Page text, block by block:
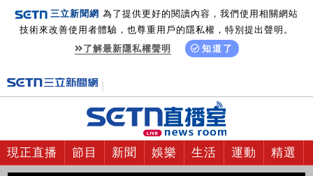
三立新聞網 為了提供更好的閱讀內容，我們使用相關網站
技術來改善使用者體驗，也尊重用戶的隱私權，特別提出聲明。
了解最新隱私權聲明
知道了
現正直播 節目 新聞 娛樂 生活 運動 精選